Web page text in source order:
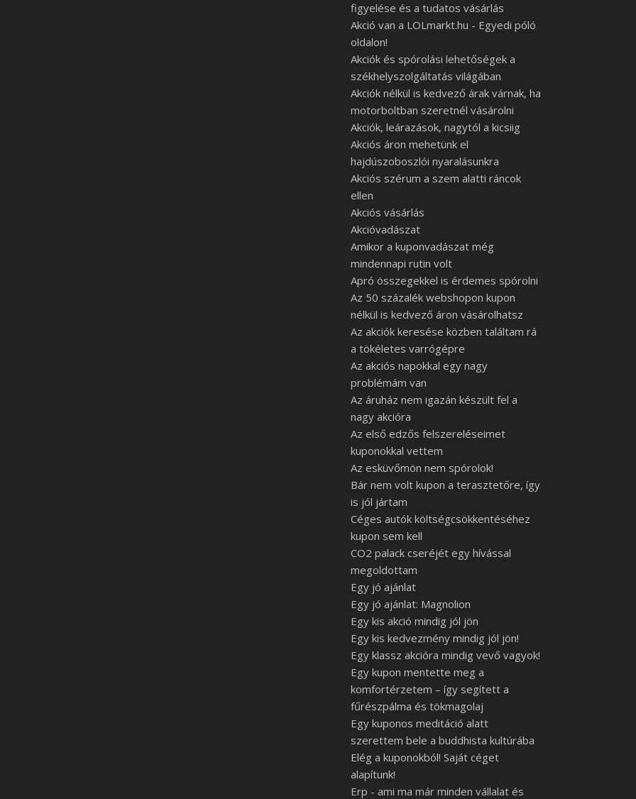
figyelése és a tudatos vásárlás
Akció van a LOLmarkt.hu - Egyedi póló
oldalon!
Akciók és spórolási lehetőségek a
székhelyszolgáltatás világában
Akciók nélkül is kedvező árak várnak, ha
motorboltban szeretnél vásárolni
Akciók, leárazások, nagytól a kicsiig
Akciós áron mehetünk el
hajdúszoboszlói nyaralásunkra
Akciós szérum a szem alatti ráncok
ellen
Akciós vásárlás
Akcióvadászat
Amikor a kuponvadászat még
mindennapi rutin volt
Apró összegekkel is érdemes spórolni
Az 50 százalék webshopon kupon
nélkül is kedvező áron vásárolhatsz
Az akciók keresése közben találtam rá
a tökéletes varrógépre
Az akciós napokkal egy nagy
problémám van
Az áruház nem igazán készült fel a
nagy akcióra
Az első edzős felszereléseimet
kuponokkal vettem
Az esküvőmön nem spórolok!
Bár nem volt kupon a terasztetőre, így
is jól jártam
Céges autók költségcsökkentéséhez
kupon sem kell
CO2 palack cseréjét egy hívással
megoldottam
Egy jó ajánlat
Egy jó ajánlat: Magnolion
Egy kis akció mindig jól jön
Egy kis kedvezmény mindig jól jön!
Egy klassz akcióra mindig vevő vagyok!
Egy kupon mentette meg a
komfortérzetem – így segített a
fűrészpálma és tökmagolaj
Egy kuponos meditáció alatt
szerettem bele a buddhista kultúrába
Elég a kuponokból! Saját céget
alapítunk!
Erp - ami ma már minden vállalat és